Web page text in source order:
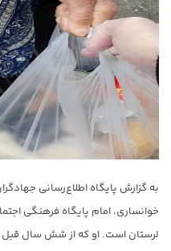
به گزارش پایگاه اطلاع‌رسانی
خوانساری، امام پایگاه فرهنگی
لرستان است. او که از شش سال قبل